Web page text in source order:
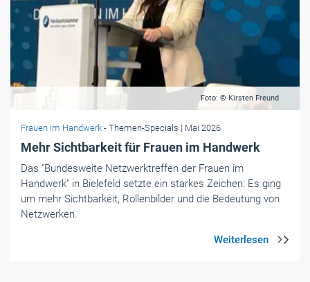
Foto: © Kirsten Freund
Frauen im Handwerk - Themen-Specials | Mai 2026
Mehr Sichtbarkeit für Frauen im Handwerk
Das "Bundesweite Netzwerktreffen der Frauen im
Handwerk" in Bielefeld setzte ein starkes Zeichen: Es ging
um mehr Sichtbarkeit, Rollenbilder und die Bedeutung von
Netzwerken.